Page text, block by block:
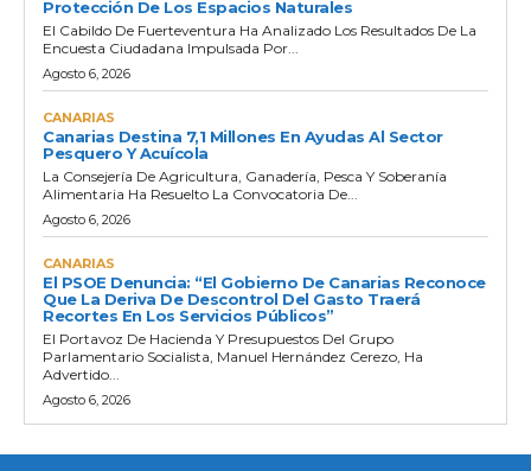
Protección De Los Espacios Naturales
El Cabildo De Fuerteventura Ha Analizado Los Resultados De La
Encuesta Ciudadana Impulsada Por...
Agosto 6, 2026
CANARIAS
Canarias Destina 7,1 Millones En Ayudas Al Sector
Pesquero Y Acuícola
La Consejería De Agricultura, Ganadería, Pesca Y Soberanía
Alimentaria Ha Resuelto La Convocatoria De...
Agosto 6, 2026
CANARIAS
El PSOE Denuncia: “El Gobierno De Canarias Reconoce
Que La Deriva De Descontrol Del Gasto Traerá
Recortes En Los Servicios Públicos”
El Portavoz De Hacienda Y Presupuestos Del Grupo
Parlamentario Socialista, Manuel Hernández Cerezo, Ha
Advertido...
Agosto 6, 2026